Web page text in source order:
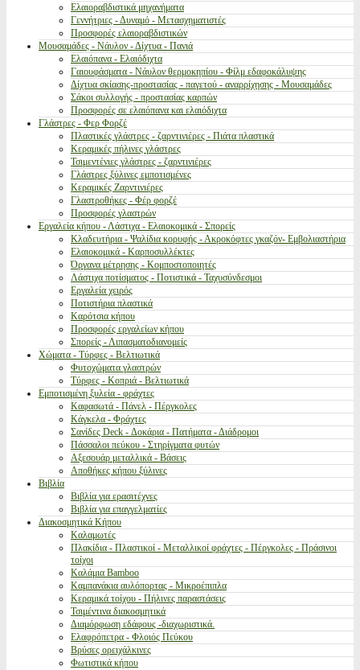
Ελαιοραβδιστικά μηχανήματα
Γεννήτριες - Δυναμό - Μετασχηματιστές
Προσφορές ελαιοραβδιστικών
Μουσαμάδες - Νάυλον - Δίχτυα - Πανιά
Ελαιόπανα - Ελαιόδιχτα
Γαιουφάσματα - Νάυλον θερμοκηπίου - Φίλμ εδαφοκάλυψης
Δίχτυα σκίασης-προστασίας - παγετού - αναρρίχησης - Μουσαμάδες
Σάκοι συλλογής - προστασίας καρπών
Προσφορές σε ελαιόπανα και ελαιόδιχτα
Γλάστρες - Φερ Φορζέ
Πλαστικές γλάστρες - ζαρντινιέρες - Πιάτα πλαστικά
Κεραμικές πήλινες γλάστρες
Τσιμεντένιες γλάστρες - ζαρντινιέρες
Γλάστρες ξύλινες εμποτισμένες
Κεραμικές Ζαρντινιέρες
Γλαστροθήκες - Φέρ φορζέ
Προσφορές γλαστρών
Εργαλεία κήπου - Λάστιχα - Ελαιοκομικά - Σπορείς
Κλαδευτήρια - Ψαλίδια κορυφής - Ακροκόφτες γκαζόν- Εμβολιαστήρια
Ελαιοκομικά - Καρποσυλλέκτες
Όργανα μέτρησης - Κομποστοποιητές
Λάστιχα ποτίσματος - Ποτιστικά - Ταχυσύνδεσμοι
Εργαλεία χειρός
Ποτιστήρια πλαστικά
Καρότσια κήπου
Προσφορές εργαλείων κήπου
Σπορείς - Λιπασματοδιανομείς
Χώματα - Τύρφες - Βελτιωτικά
Φυτοχώματα γλαστρών
Τύρφες - Κοπριά - Βελτιωτικά
Εμποτισμένη ξυλεία - φράχτες
Καφασωτά - Πάνελ - Πέργκολες
Κάγκελα - Φράχτες
Σανίδες Deck - Δοκάρια - Πατήματα - Διάδρομοι
Πάσσαλοι πεύκου - Στηρίγματα φυτών
Αξεσουάρ μεταλλικά - Βάσεις
Αποθήκες κήπου ξύλινες
Βιβλία
Βιβλία για ερασιτέχνες
Βιβλία για επαγγελματίες
Διακοσμητικά Κήπου
Καλαμωτές
Πλακίδια - Πλαστικοί - Μεταλλικοί φράχτες - Πέργκολες - Πράσινοι
τοίχοι
Καλάμια Bamboo
Καμπανάκια αυλόπορτας - Μικροέπιπλα
Κεραμικά τοίχου - Πήλινες παραστάσεις
Τσιμέντινα διακοσμητικά
Διαμόρφωση εδάφους -διαχωριστικά.
Ελαφρόπετρα - Φλοιός Πεύκου
Βρύσες ορειχάλκινες
Φωτιστικά κήπου